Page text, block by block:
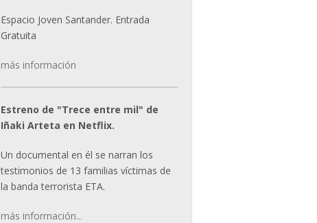
Espacio Joven Santander. Entrada
Gratuita
más información
Estreno de "Trece entre mil" de
Iñaki Arteta en Netflix.
Un documental en él se narran los
testimonios de 13 familias víctimas de
la banda terrorista ETA.
más información...